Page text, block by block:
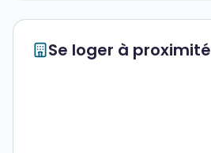
Se loger à proximité